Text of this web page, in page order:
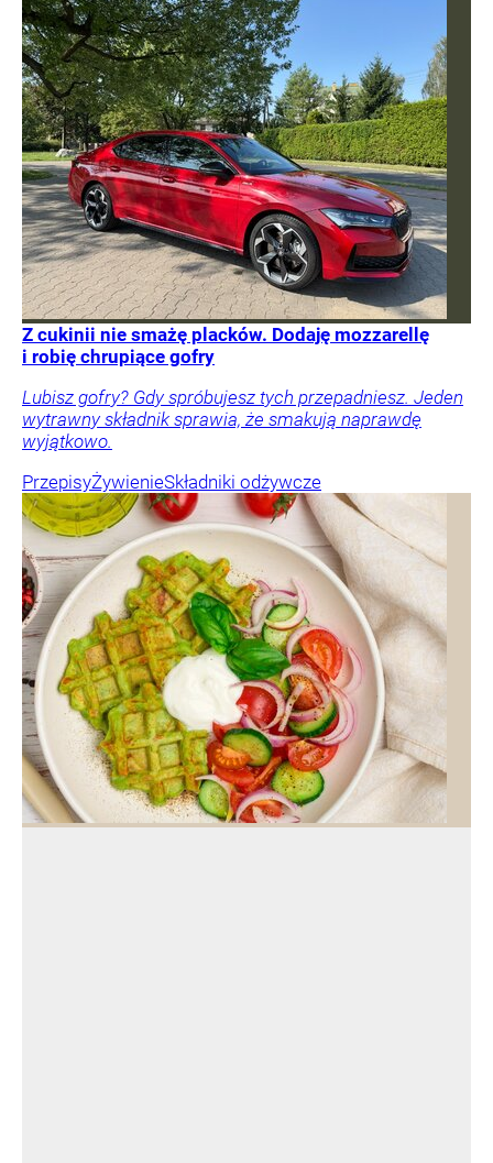
Z cukinii nie smażę placków. Dodaję mozzarellę
i robię chrupiące gofry
Lubisz gofry? Gdy spróbujesz tych przepadniesz. Jeden
wytrawny składnik sprawia, że smakują naprawdę
wyjątkowo.
PrzepisyŻywienieSkładniki odżywcze